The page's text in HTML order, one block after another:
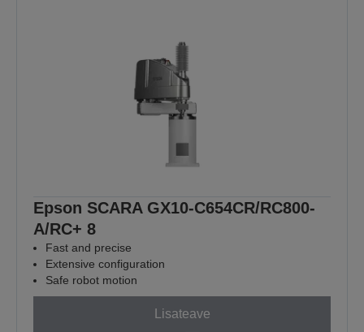
Epson SCARA GX10-C654CR/RC800-
A/RC+ 8
Fast and precise
Extensive configuration
Safe robot motion
Lisateave